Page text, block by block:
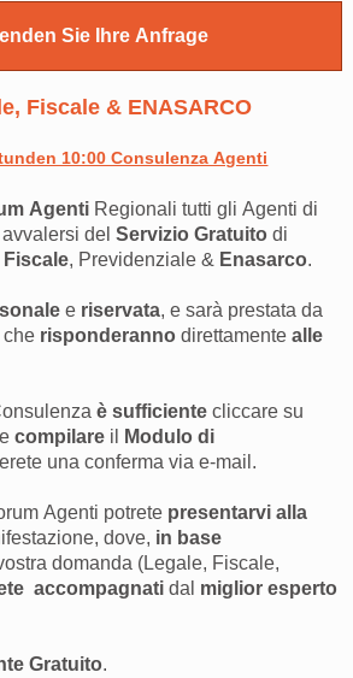
Fiscale & ENASARCO
10:00 Consulenza Agenti
Agenti Regionali tutti gli Agenti di
avvalersi delServizio Gratuito di
Fiscale, Previdenziale & Enasarco.
e riservata, e sarà prestata da
che risponderanno direttamentealle
è sufficiente cliccare su
ecompilare il
Modulo di
una conferma via e-mail.
Agenti potrete presentarvi alla
dove, in base
domanda (Legale, Fiscale,
accompagnatidal miglior esperto
Gratuito.